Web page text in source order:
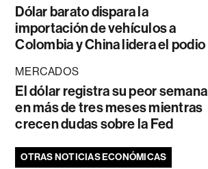
Dólar barato dispara la
importación de vehículos a
Colombia y China lidera el podio
MERCADOS
El dólar registra su peor semana
en más de tres meses mientras
crecen dudas sobre la Fed
OTRAS NOTICIAS ECONÓMICAS